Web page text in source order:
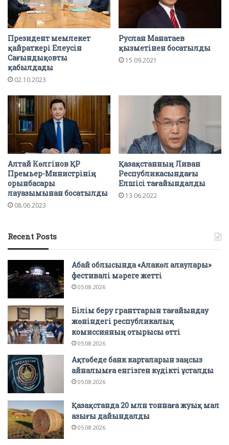
Президент мемлекет
қайраткері Елеусін
Сағындықовты
қабылдады
02.10.2023
Руслан Манатаев
қызметінен босатылды
15.09.2021
Алтай Көлгінов ҚР
Премьер-Министрінің
орынбасары
лауазымынан босатылды
08.06.2023
Қазақстанның Ливан
Республикасындағы
Елшісі тағайындалды
13.06.2022
Recent Posts
Абай облысында «Алакөл алаулары»
фестивалі мәреге жетті
05.08.2026
Білім беру гранттарын тағайындау
жөніндегі республикалық
комиссияның отырысы өтті
05.08.2026
Ақтөбеде банк карталарын заңсыз
айналымға енгізген күдікті ұсталды
05.08.2026
Қазақстанда 20 млн тоннаға жуық мал
азығы дайындалды
05.08.2026